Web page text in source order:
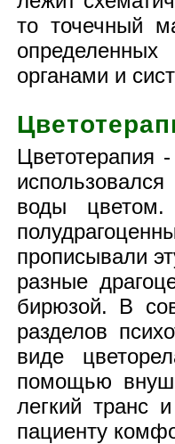
то точечный
органами и
Цветотерапия
воды
прописывали
разные
бирюзой. В
разделов
виде
помощью
легкий транс
пациенту